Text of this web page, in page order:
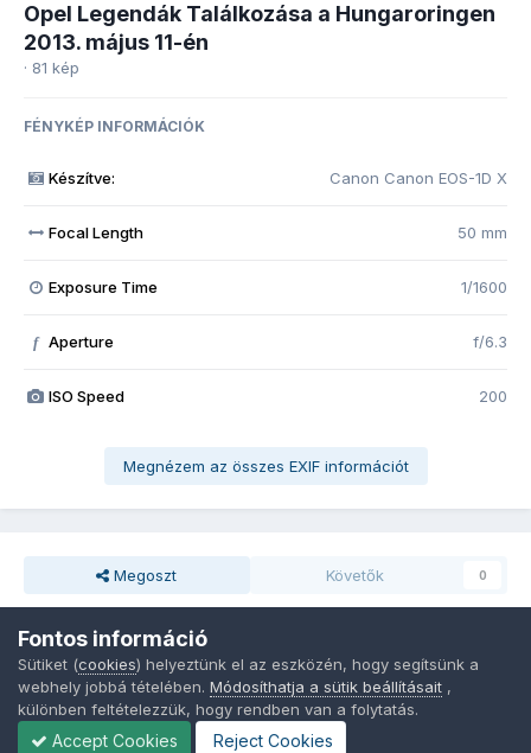
Opel Legendák Találkozása a Hungaroringen
2013. május 11-én
· 81 kép
FÉNYKÉP INFORMÁCIÓK
Készítve: Canon Canon EOS-1D X
Focal Length 50 mm
Exposure Time 1/1600
f Aperture f/6.3
ISO Speed 200
Megnézem az összes EXIF információt
Megoszt Követők 0
Nincsenek hozzászólások
Fontos információ
Sütiket (cookies) helyeztünk el az eszközén, hogy segítsünk a
webhely jobbá tételében. Módosíthatja a sütik beállításait ,
különben feltételezzük, hogy rendben van a folytatás.
Accept Cookies Reject Cookies